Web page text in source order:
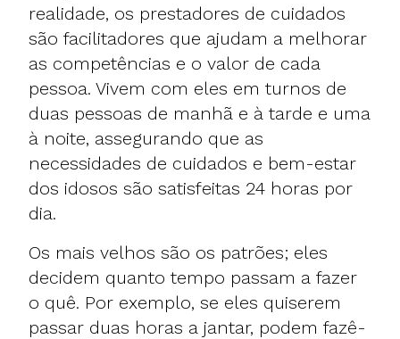
realidade, os prestadores de cuidados
são facilitadores que ajudam a melhorar
as competências e o valor de cada
pessoa. Vivem com eles em turnos de
duas pessoas de manhã e à tarde e uma
à noite, assegurando que as
necessidades de cuidados e bem-estar
dos idosos são satisfeitas 24 horas por
dia.
Os mais velhos são os patrões; eles
decidem quanto tempo passam a fazer
o quê. Por exemplo, se eles quiserem
passar duas horas a jantar, podem fazê-